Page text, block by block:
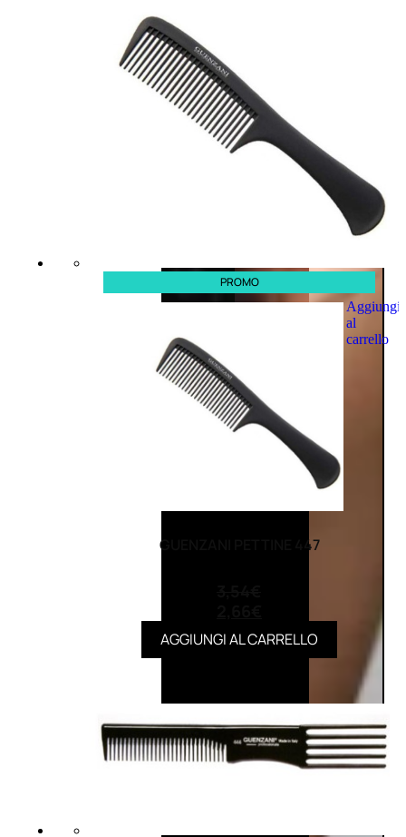
Aggiungi
al
carrello
PROMO
GUENZANI PETTINE 447
AGGIUNGI AL CARRELLO